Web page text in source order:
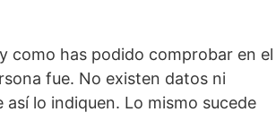
como has podido comprobar en el
fue. No existen datos ni
lo indiquen. Lo mismo sucede